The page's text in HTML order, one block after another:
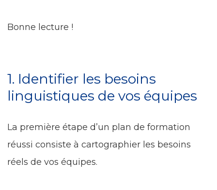
Bonne lecture !
1. Identifier les besoins
linguistiques de vos équipes
La première étape d’un plan de formation
réussi consiste à cartographier les besoins
réels de vos équipes.